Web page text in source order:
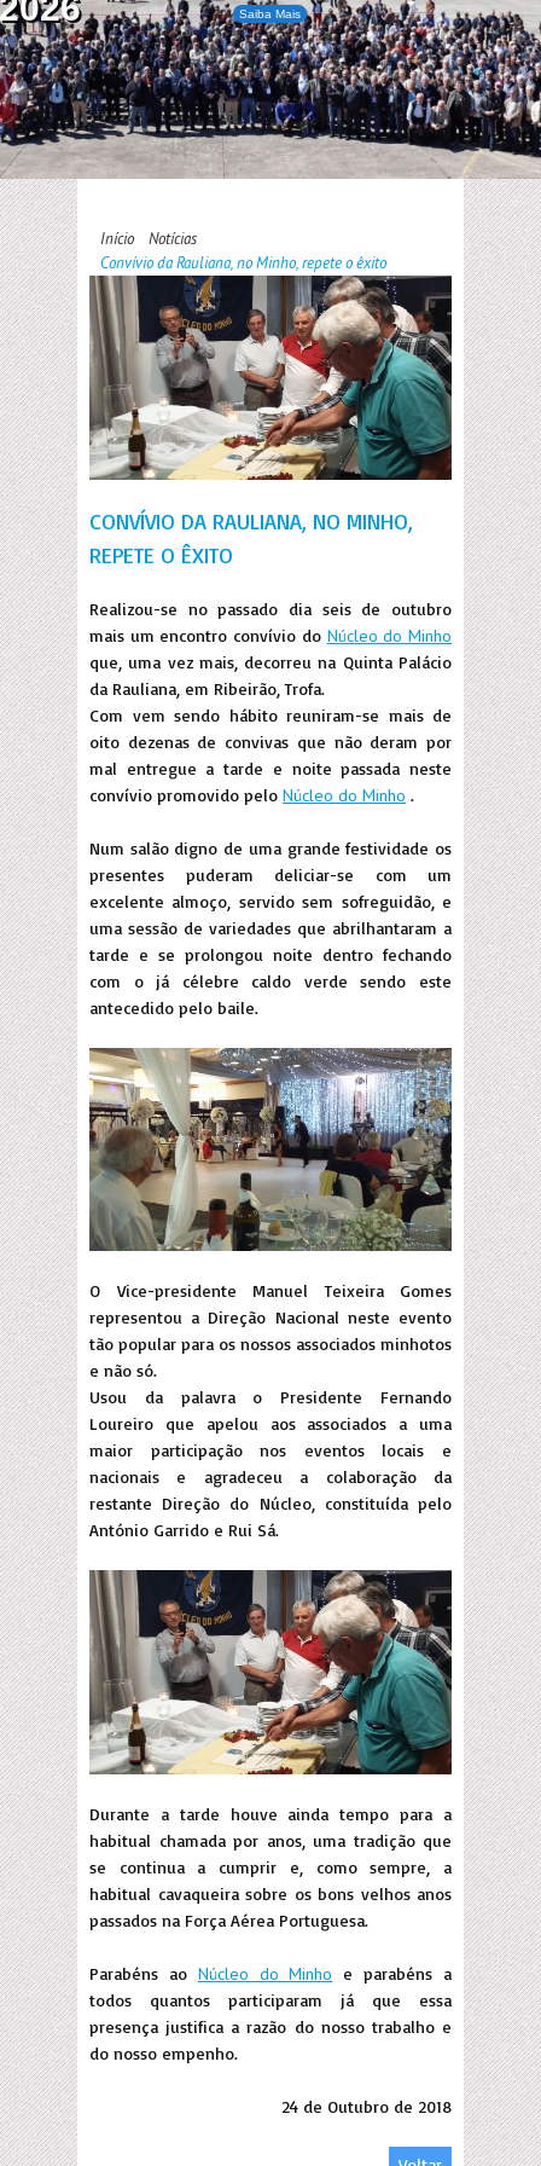
Saiba Mais
Início
Notícias
Convívio da Rauliana, no Minho, repete o êxito
CONVÍVIO DA RAULIANA, NO MINHO,
REPETE O ÊXITO
Realizou-se no passado dia seis de outubro
mais um encontro convívio do Núcleo do Minho
que, uma vez mais, decorreu na Quinta Palácio
da Rauliana, em Ribeirão, Trofa.
Com vem sendo hábito reuniram-se mais de
oito dezenas de convivas que não deram por
mal entregue a tarde e noite passada neste
convívio promovido pelo Núcleo do Minho .
Num salão digno de uma grande festividade os
presentes puderam deliciar-se com um
excelente almoço, servido sem sofreguidão, e
uma sessão de variedades que abrilhantaram a
tarde e se prolongou noite dentro fechando
com o já célebre caldo verde sendo este
antecedido pelo baile.
O Vice-presidente Manuel Teixeira Gomes
representou a Direção Nacional neste evento
tão popular para os nossos associados minhotos
e não só.
Usou da palavra o Presidente Fernando
Loureiro que apelou aos associados a uma
maior participação nos eventos locais e
nacionais e agradeceu a colaboração da
restante Direção do Núcleo, constituída pelo
António Garrido e Rui Sá.
Durante a tarde houve ainda tempo para a
habitual chamada por anos, uma tradição que
se continua a cumprir e, como sempre, a
habitual cavaqueira sobre os bons velhos anos
passados na Força Aérea Portuguesa.
Parabéns ao Núcleo do Minho e parabéns a
todos quantos participaram já que essa
presença justifica a razão do nosso trabalho e
do nosso empenho.
24 de Outubro de 2018